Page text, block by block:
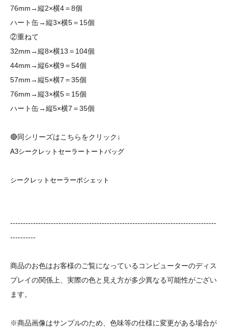
76mm→縦2×横4＝8個
ハート缶→縦3×横5＝15個
②重ねて
32mm→縦8×横13＝104個
44mm→縦6×横9＝54個
57mm→縦5×横7＝35個
76mm→縦3×横5＝15個
ハート缶→縦5×横7＝35個
🔴同シリーズはこちらをクリック↓
A3シークレットセーラートートバッグ
シークレットセーラーポシェット
---------------------------------------------------------------------------------
----------
商品のお色はお客様のご覧になっているコンピューターのディス
プレイの関係上、実際の色と見え方が多少異なる可能性がござい
ます。
※商品画像はサンプルのため、色味等の仕様に変更がある場合が